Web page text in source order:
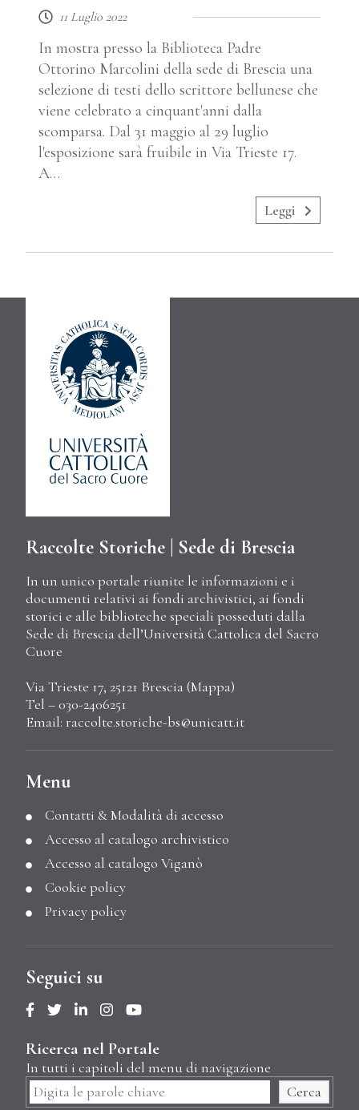
11 Luglio 2022
In mostra presso la Biblioteca Padre
Ottorino Marcolini della sede di Brescia una
selezione di testi dello scrittore bellunese che
viene celebrato a cinquant'anni dalla
scomparsa. Dal 31 maggio al 29 luglio
l'esposizione sarà fruibile in Via Trieste 17.
A…
Leggi
Raccolte Storiche | Sede di Brescia
In un unico portale riunite le informazioni e i
documenti relativi ai fondi archivistici, ai fondi
storici e alle biblioteche speciali posseduti dalla
Sede di Brescia dell’Università Cattolica del Sacro
Cuore
Via Trieste 17, 25121 Brescia (Mappa)
Tel – 030-2406251
Email: raccolte.storiche-bs@unicatt.it
Menu
Contatti & Modalità di accesso
Accesso al catalogo archivistico
Accesso al catalogo Viganò
Cookie policy
Privacy policy
Seguici su
Ricerca nel Portale
In tutti i capitoli del menu di navigazione
Cerca